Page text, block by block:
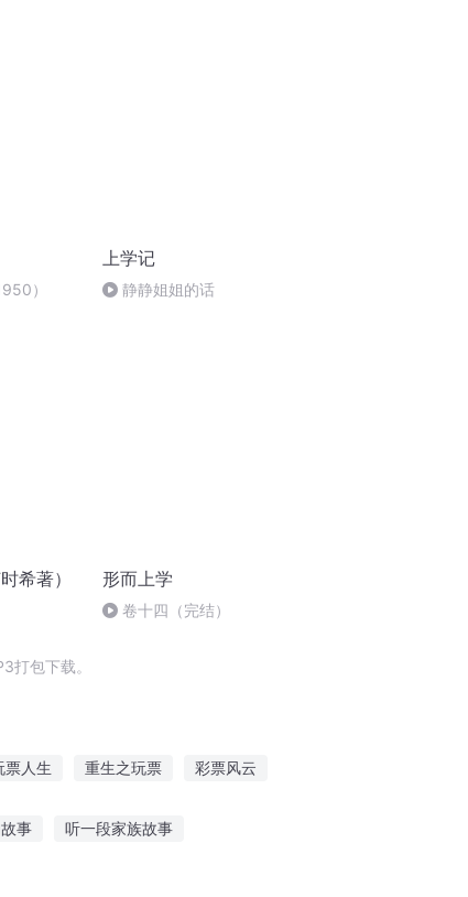
）
上学记
静静姐姐的话
希著） 形而上学
卷十四（完结）
打包下载。
票人生 重生之玩票 彩票风云
事 听一段家族故事